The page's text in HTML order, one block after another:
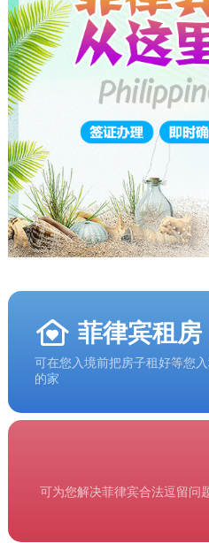
菲律宾租房
可在您入境前把房子租好等您
的家
可为您解决菲律宾合法逗留问